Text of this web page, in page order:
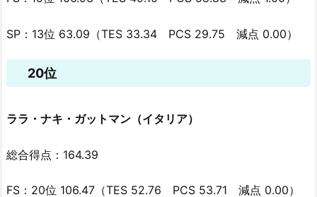
SP：13位 63.09（TES 33.34 PCS 29.75 減点 0.00）
20位
ララ・ナキ・ガットマン（イタリア）
総合得点：164.39
FS：20位 106.47（TES 52.76 PCS 53.71 減点 0.00）